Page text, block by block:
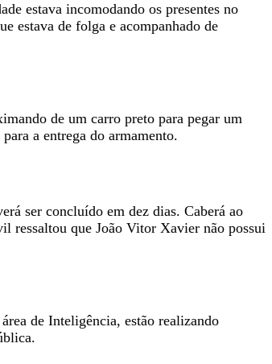
estava incomodando os presentes no
estava de folga e acompanhado de
de um carro preto para pegar um
a entrega do armamento.
ser concluído em dez dias. Caberá ao
ressaltou que João Vitor Xavier não possui
de Inteligência, estão realizando